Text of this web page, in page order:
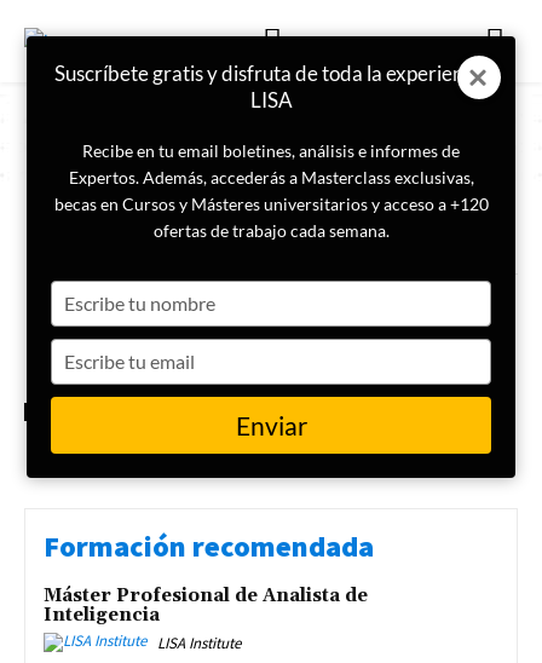
ETIQUETA
Meltwater
Masterclass | Análisis de
contenido digital público para
la generación de Media
Intelligence y Social
Intelligence
Formación recomendada
Máster Profesional de Analista de
Inteligencia
LISA Institute
Suscríbete gratis y disfruta de toda la experiencia
LISA
Recibe en tu email boletines, análisis e informes de
Expertos. Además, accederás a Masterclass exclusivas,
becas en Cursos y Másteres universitarios y acceso a +120
ofertas de trabajo cada semana.
your
name
your
email
Enviar